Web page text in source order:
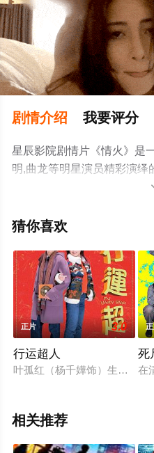
剧情介绍 我要评分
星辰影院剧情片《情火》是
明,曲龙等明星演员精彩演绎
清无删减完整版电影大全就
猜你喜欢
正片 3.0
行运超人
叶孤红（杨千嬅饰）生性开
死
在
相关推荐